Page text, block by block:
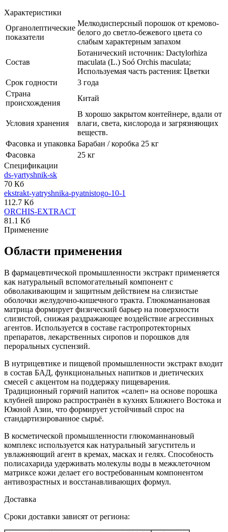
Характеристики
Органолептические
показатели
Мелкодисперсный порошок от кремово-
белого до светло-бежевого цвета со
слабым характерным запахом
Состав
Ботанический источник: Dactylorhiza
maculata (L.) Soó Orchis maculata;
Используемая часть растения: Цветки
Срок годности
3 года
Страна
происхождения
Китай
Условия хранения
В хорошо закрытом контейнере, вдали от
влаги, света, кислорода и загрязняющих
веществ.
Фасовка и упаковка Барабан / коробка 25 кг
Фасовка
25 кг
Спецификации
ds-yartyshnik-sk
70 Кб
ekstrakt-yatryshnika-pyatnistogo-10-1
112.7 Кб
ORCHIS-EXTRACT
81.1 Кб
Применение
Области применения
В фармацевтической промышленности экстракт применяется
как натуральный вспомогательный компонент с
обволакивающим и защитным действием на слизистые
оболочки желудочно-кишечного тракта. Глюкоманнановая
матрица формирует физический барьер на поверхности
слизистой, снижая раздражающее воздействие агрессивных
агентов. Используется в составе гастропротекторных
препаратов, лекарственных сиропов и порошков для
пероральных суспензий.
В нутрицевтике и пищевой промышленности экстракт входит
в состав БАД, функциональных напитков и диетических
смесей с акцентом на поддержку пищеварения.
Традиционный горячий напиток «салеп» на основе порошка
клубней широко распространён в кухнях Ближнего Востока и
Южной Азии, что формирует устойчивый спрос на
стандартизированное сырьё.
В косметической промышленности глюкоманнановый
комплекс используется как натуральный загуститель и
увлажняющий агент в кремах, масках и гелях. Способность
полисахарида удерживать молекулы воды в межклеточном
матриксе кожи делает его востребованным компонентом
антивозрастных и восстанавливающих формул.
Доставка
Сроки доставки зависят от региона: